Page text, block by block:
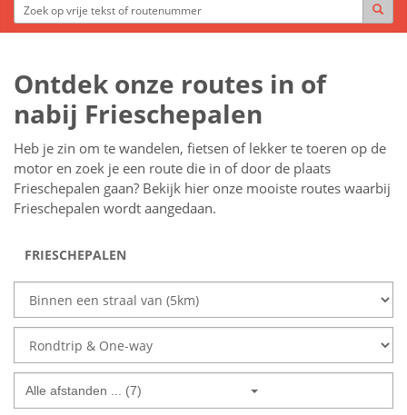
Ontdek onze routes in of
nabij Frieschepalen
Heb je zin om te wandelen, fietsen of lekker te toeren op de
motor en zoek je een route die in of door de plaats
Frieschepalen gaan? Bekijk hier onze mooiste routes waarbij
Frieschepalen wordt aangedaan.
Alle afstanden ... (7)